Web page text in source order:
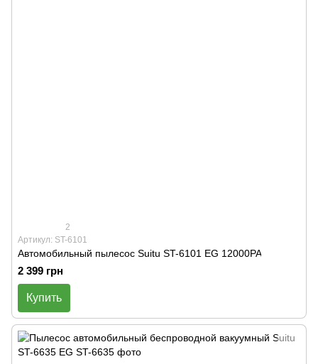
2
Артикул: ST-6101
Автомобильный пылесос Suitu ST-6101 EG 12000PA
2 399 грн
Купить